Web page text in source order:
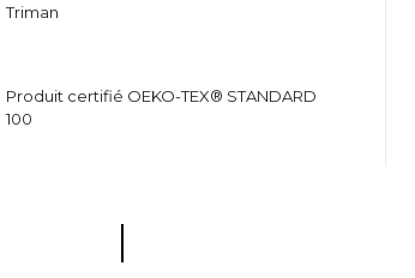
Triman
Produit certifié OEKO-TEX® STANDARD
100